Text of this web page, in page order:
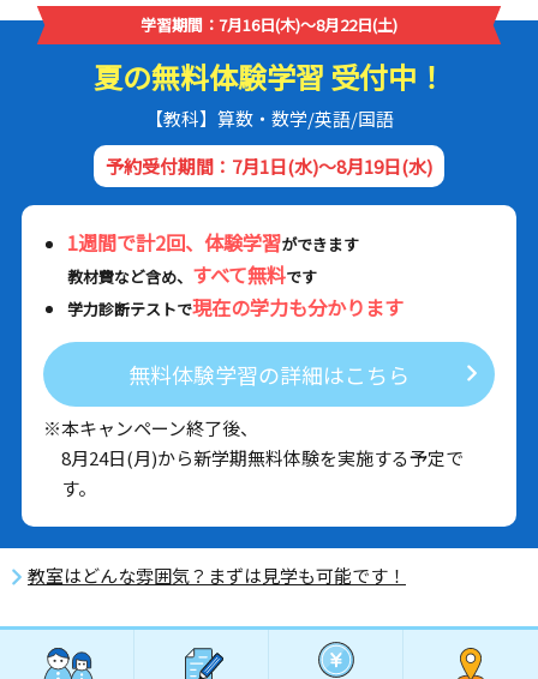
学習期間：7月16日(木)～8月22日(土)
夏の無料体験学習 受付中！
【教科】算数・数学/英語/国語
予約受付期間：7月1日(水)～8月19日(水)
1週間で計2回、体験学習ができます
教材費など含め、 すべて無料です
学力診断テストで現在の学力も分かります
無料体験学習の詳細はこちら
※本キャンペーン終了後、
8月24日(月)から新学期無料体験を実施する予定で
す。
教室はどんな雰囲気？まずは見学も可能です！